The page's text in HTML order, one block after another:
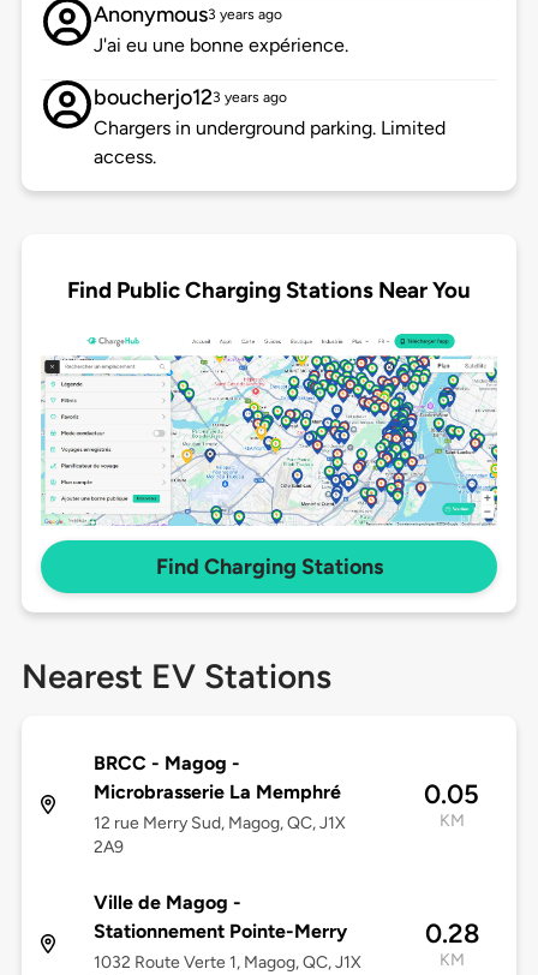
Anonymous3 years ago
J'ai eu une bonne expérience.
boucherjo123 years ago
Chargers in underground parking. Limited
access.
Find Public Charging Stations Near You
Find Charging Stations
Nearest EV Stations
BRCC - Magog -
Microbrasserie La Memphré
12 rue Merry Sud, Magog, QC, J1X
2A9
0.05
KM
Ville de Magog -
Stationnement Pointe-Merry
1032 Route Verte 1, Magog, QC, J1X
0.28
KM